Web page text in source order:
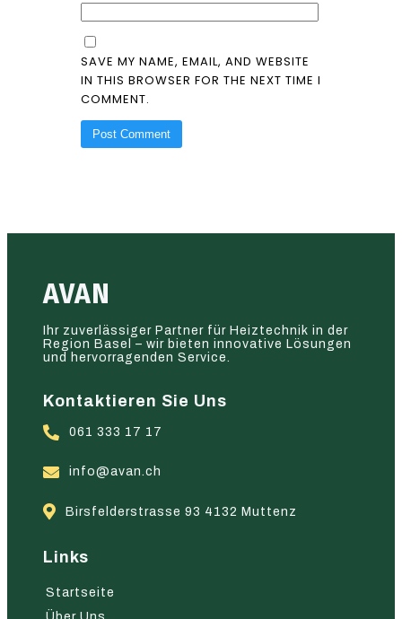
SAVE MY NAME, EMAIL, AND WEBSITE
IN THIS BROWSER FOR THE NEXT TIME I
COMMENT.
AVAN
Ihr zuverlässiger Partner für Heiztechnik in der
Region Basel – wir bieten innovative Lösungen
und hervorragenden Service.
Kontaktieren Sie Uns
061 333 17 17
info@avan.ch
Birsfelderstrasse 93 4132 Muttenz
Links
Startseite